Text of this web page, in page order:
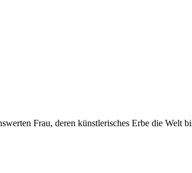
Frau, deren künstlerisches Erbe die Welt